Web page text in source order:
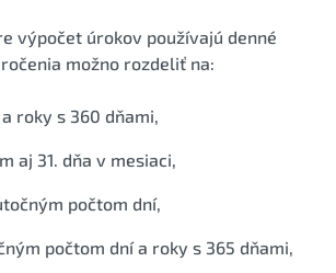
výpočet úrokov používajú denné
možno rozdeliť na:
roky s 360 dňami,
aj 31. dňa v mesiaci,
počtom dní,
počtom dní a roky s 365 dňami,